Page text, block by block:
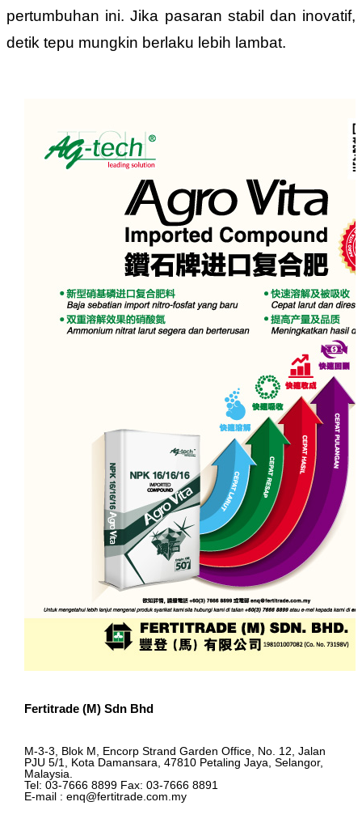
pertumbuhan ini. Jika pasaran stabil dan inovatif,
detik tepu mungkin berlaku lebih lambat.
Fertitrade (M) Sdn Bhd
M-3-3, Blok M, Encorp Strand Garden Office, No. 12, Jalan
PJU 5/1, Kota Damansara, 47810 Petaling Jaya, Selangor,
Malaysia.
Tel: 03-7666 8899 Fax: 03-7666 8891
E-mail : enq@fertitrade.com.my